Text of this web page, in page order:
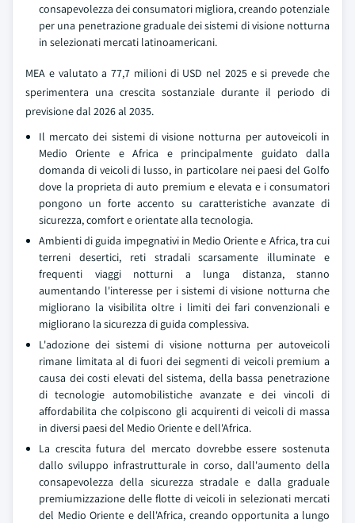
consapevolezza dei consumatori migliora, creando potenziale
per una penetrazione graduale dei sistemi di visione notturna
in selezionati mercati latinoamericani.
MEA e valutato a 77,7 milioni di USD nel 2025 e si prevede che
sperimentera una crescita sostanziale durante il periodo di
previsione dal 2026 al 2035.
Il mercato dei sistemi di visione notturna per autoveicoli in
Medio Oriente e Africa e principalmente guidato dalla
domanda di veicoli di lusso, in particolare nei paesi del Golfo
dove la proprieta di auto premium e elevata e i consumatori
pongono un forte accento su caratteristiche avanzate di
sicurezza, comfort e orientate alla tecnologia.
Ambienti di guida impegnativi in Medio Oriente e Africa, tra cui
terreni desertici, reti stradali scarsamente illuminate e
frequenti viaggi notturni a lunga distanza, stanno
aumentando l'interesse per i sistemi di visione notturna che
migliorano la visibilita oltre i limiti dei fari convenzionali e
migliorano la sicurezza di guida complessiva.
L'adozione dei sistemi di visione notturna per autoveicoli
rimane limitata al di fuori dei segmenti di veicoli premium a
causa dei costi elevati del sistema, della bassa penetrazione
di tecnologie automobilistiche avanzate e dei vincoli di
affordabilita che colpiscono gli acquirenti di veicoli di massa
in diversi paesi del Medio Oriente e dell'Africa.
La crescita futura del mercato dovrebbe essere sostenuta
dallo sviluppo infrastrutturale in corso, dall'aumento della
consapevolezza della sicurezza stradale e dalla graduale
premiumizzazione delle flotte di veicoli in selezionati mercati
del Medio Oriente e dell'Africa, creando opportunita a lungo